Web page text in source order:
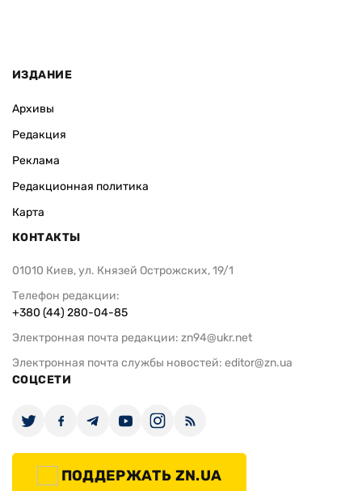
ИЗДАНИЕ
Архивы
Редакция
Реклама
Редакционная политика
Карта
КОНТАКТЫ
01010 Киев, ул. Князей Острожских, 19/1
Телефон редакции:
+380 (44) 280-04-85
Электронная почта редакции: zn94@ukr.net
Электронная почта службы новостей: editor@zn.ua
СОЦСЕТИ
ПОДДЕРЖАТЬ ZN.UA